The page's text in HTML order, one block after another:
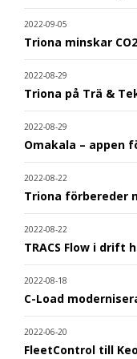
2022-09-05
Triona minskar
2022-08-29
Triona på Trä &
2022-08-29
Omakala – appen
2022-08-22
Triona förbereder
2022-08-22
TRACS Flow i drift
2022-08-18
C-Load
2022-06-20
FleetControl till